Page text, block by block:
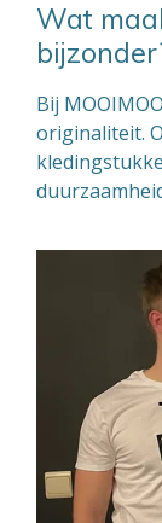
Wat
Bij
originaliteit.